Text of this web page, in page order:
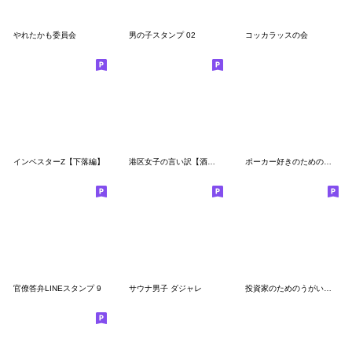
やれたかも委員会 男の子スタンプ 02 コッカラッスの会
インベスターZ【下落編】 ポーカー好きのためのスタンプ3
官僚答弁LINEスタンプ 9 サウナ男子 ダジャレ 投資家のためのうがいくん